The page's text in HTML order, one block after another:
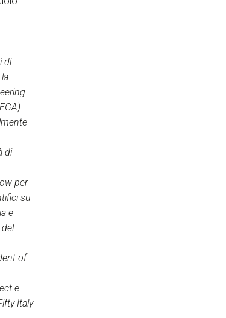
di
di
per
su
e
of
e
Italy